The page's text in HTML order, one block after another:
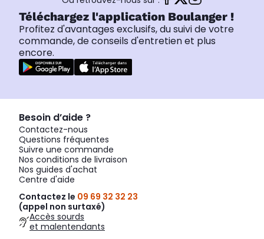
Téléchargez l'application Boulanger !
Profitez d'avantages exclusifs, du suivi de votre
commande, de conseils d'entretien et plus
encore.
Besoin d’aide ?
Contactez-nous
Questions fréquentes
Suivre une commande
Nos conditions de livraison
Nos guides d'achat
Centre d'aide
Contactez le 09 69 32 32 23
(appel non surtaxé)
Accès sourds
et malentendants